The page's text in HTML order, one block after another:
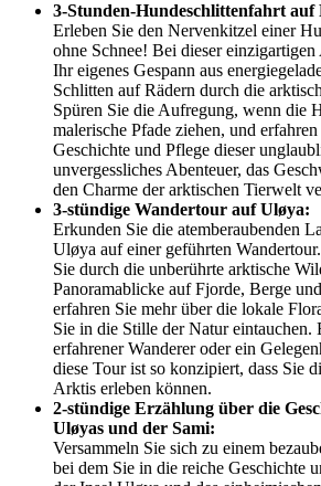
3-Stunden-Hundeschlittenfahrt auf
Erleben Sie den Nervenkitzel einer
ohne Schnee! Bei dieser
Ihr eigenes Gespann aus
Schlitten auf Rädern durch die
Spüren Sie die Aufregung, wenn die
malerische Pfade ziehen, und
Geschichte und Pflege dieser
unvergessliches Abenteuer, das
den Charme der arktischen Tierwelt
3-stündige Wandertour auf Uløya:
Erkunden Sie die atemberaubenden
Uløya auf einer geführten
Sie durch die unberührte arktische
Panoramablicke auf Fjorde, Berge
erfahren Sie mehr über die lokale
Sie in die Stille der Natur eintauchen.
erfahrener Wanderer oder ein
diese Tour ist so konzipiert, dass Sie
Arktis erleben können.
2-stündige Erzählung über die
Uløyas und der Sami:
Versammeln Sie sich zu einem
bei dem Sie in die reiche Geschichte